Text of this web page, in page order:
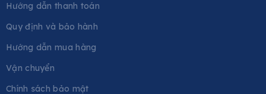
Hướng dẫn thanh toán
Quy định và bảo hành
Hướng dẫn mua hàng
Vận chuyển
Chính sách bảo mật